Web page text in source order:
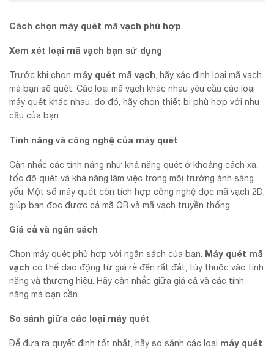
Cách chọn máy quét mã vạch phù hợp
Xem xét loại mã vạch bạn sử dụng
Trước khi chọn máy quét mã vạch, hãy xác định loại mã vạch
mà bạn sẽ quét. Các loại mã vạch khác nhau yêu cầu các loại
máy quét khác nhau, do đó, hãy chọn thiết bị phù hợp với nhu
cầu của bạn.
Tính năng và công nghệ của máy quét
Cân nhắc các tính năng như khả năng quét ở khoảng cách xa,
tốc độ quét và khả năng làm việc trong môi trường ánh sáng
yếu. Một số máy quét còn tích hợp công nghệ đọc mã vạch 2D,
giúp bạn đọc được cả mã QR và mã vạch truyền thống.
Giá cả và ngân sách
Chọn máy quét phù hợp với ngân sách của bạn. Máy quét mã
vạch có thể dao động từ giá rẻ đến rất đắt, tùy thuộc vào tính
năng và thương hiệu. Hãy cân nhắc giữa giá cả và các tính
năng mà bạn cần.
So sánh giữa các loại máy quét
Để đưa ra quyết định tốt nhất, hãy so sánh các loại máy quét